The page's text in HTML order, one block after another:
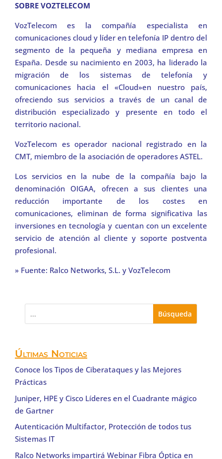
SOBRE VOZTELECOM
VozTelecom es la compañía especialista en
comunicaciones cloud y líder en telefonía IP dentro del
segmento de la pequeña y mediana empresa en
España. Desde su nacimiento en 2003, ha liderado la
migración de los sistemas de telefonía y
comunicaciones hacia el «Cloud»en nuestro país,
ofreciendo sus servicios a través de un canal de
distribución especializado y presente en todo el
territorio nacional.
VozTelecom es operador nacional registrado en la
CMT, miembro de la asociación de operadores ASTEL.
Los servicios en la nube de la compañía bajo la
denominación OIGAA, ofrecen a sus clientes una
reducción importante de los costes en
comunicaciones, eliminan de forma significativa las
inversiones en tecnología y cuentan con un excelente
servicio de atención al cliente y soporte postventa
profesional.
» Fuente: Ralco Networks, S.L. y VozTelecom
Últimas Noticias
Conoce los Tipos de Ciberataques y las Mejores
Prácticas
Juniper, HPE y Cisco Líderes en el Cuadrante mágico
de Gartner
Autenticación Multifactor, Protección de todos tus
Sistemas IT
Ralco Networks impartirá Webinar Fibra Óptica en